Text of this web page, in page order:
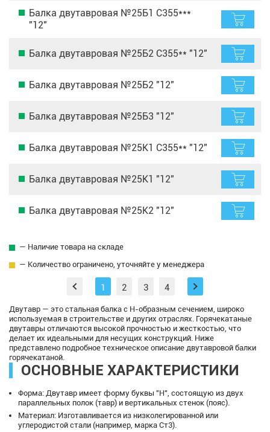
Балка двутавровая №25Б1 С355***
"12"
Балка двутавровая №25Б2 С355** "12"
Балка двутавровая №25Б2 "12"
Балка двутавровая №25Б3 "12"
Балка двутавровая №25К1 С355** "12"
Балка двутавровая №25К1 "12"
Балка двутавровая №25К2 "12"
— Наличие товара на складе
— Количество ограничено, уточняйте у менеджера
1 2 3 4
Двутавр — это стальная балка с Н-образным сечением, широко
используемая в строительстве и других отраслях. Горячекатаные
двутавры отличаются высокой прочностью и жесткостью, что
делает их идеальными для несущих конструкций. Ниже
представлено подробное техническое описание двутавровой балки
горячекатаной.
ОСНОВНЫЕ ХАРАКТЕРИСТИКИ
Форма: Двутавр имеет форму буквы "Н", состоящую из двух
параллельных полок (тавр) и вертикальных стенок (пояс).
Материал: Изготавливается из низколегированной или
углеродистой стали (например, марка Ст3).